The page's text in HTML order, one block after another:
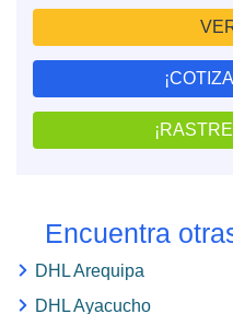
Encuentra
DHL Arequipa
DHL Ayacucho